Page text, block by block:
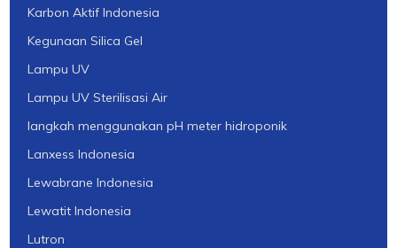
Karbon Aktif Indonesia
Kegunaan Silica Gel
Lampu UV
Lampu UV Sterilisasi Air
langkah menggunakan pH meter hidroponik
Lanxess Indonesia
Lewabrane Indonesia
Lewatit Indonesia
Lutron